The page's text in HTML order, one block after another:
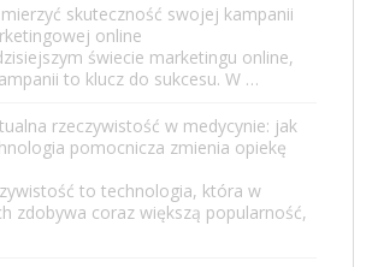
mierzyć skuteczność swojej kampanii
online
świecie marketingu online,
to klucz do sukcesu. W …
rzeczywistość w medycynie: jak
pomocnicza zmienia opiekę
to technologia, która w
zdobywa coraz większą popularność,